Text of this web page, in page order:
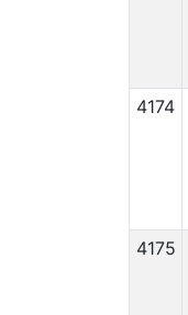
4174
4175